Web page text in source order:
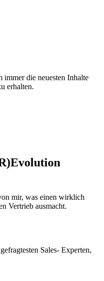
immer die neuesten Inhalte
erhalten.
mir, was einen wirklich
Vertrieb ausmacht.
Sales- Experten,